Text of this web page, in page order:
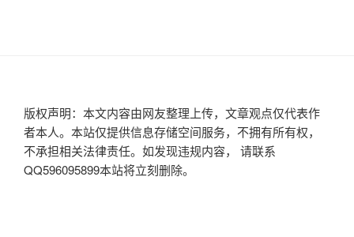
版权声明：本文内容由网友整理上传，文章观点仅代表作
者本人。本站仅提供信息存储空间服务，不拥有所有权，
不承担相关法律责任。如发现违规内容， 请联系
QQ596095899本站将立刻删除。